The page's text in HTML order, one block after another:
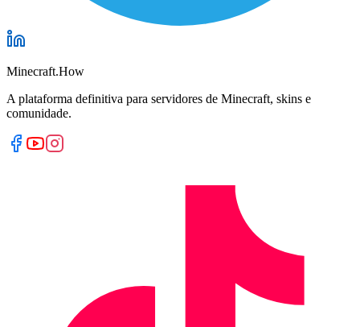
Minecraft.How
A plataforma definitiva para servidores de Minecraft, skins e
comunidade.